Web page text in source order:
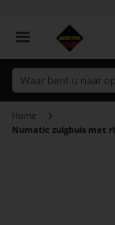
Home
Numatic zuigbuis met